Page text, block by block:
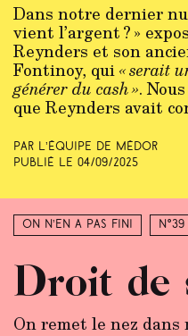
Dans notre dernier
vient l’argent ? »
Reynders et son
Fontinoy, qui« serait
générer du cash ».
que Reynders avait
Par L’équipe de Médor
Publié le 04/09/2025
On n’en a pas fini N°39
Droit de
On remet le nez dans